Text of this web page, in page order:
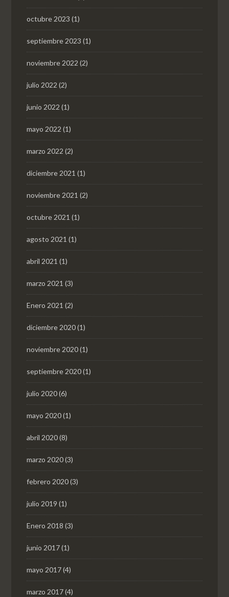
octubre 2023 (1)
septiembre 2023 (1)
noviembre 2022 (2)
julio 2022 (2)
junio 2022 (1)
mayo 2022 (1)
marzo 2022 (2)
diciembre 2021 (1)
noviembre 2021 (2)
octubre 2021 (1)
agosto 2021 (1)
abril 2021 (1)
marzo 2021 (3)
Enero 2021 (2)
diciembre 2020(1)
noviembre 2020(1)
septiembre 2020(1)
julio 2020(6)
mayo 2020(1)
abril 2020(8)
marzo 2020(3)
febrero 2020(3)
julio 2019 (1)
Enero 2018 (3)
junio 2017(1)
mayo 2017(4)
marzo 2017(4)